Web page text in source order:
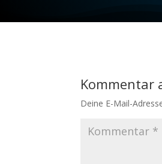
Kommentar
Deine E-Mail-